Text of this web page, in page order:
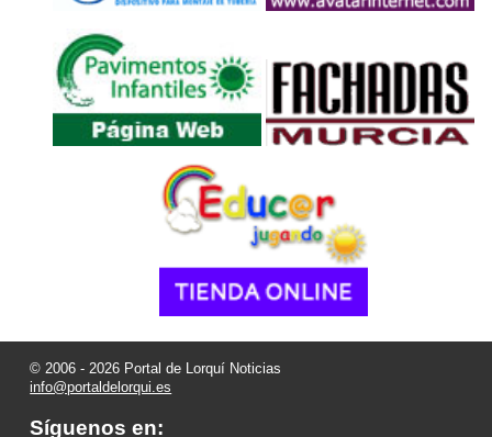
© 2006 - 2026 Portal de Lorquí Noticias
info@portaldelorqui.es
Síguenos en: